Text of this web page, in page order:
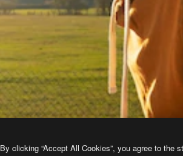
By clicking “Accept All Cookies”, you agree to the